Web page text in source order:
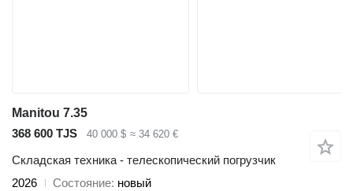
Manitou 7.35
368 600 TJS
40 000 $ ≈ 34 620 €
Складская техника - телескопический погрузчик
2026
Состояние новый